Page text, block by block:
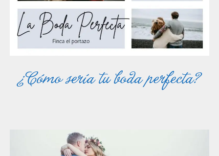
¿Cómo sería tu boda perfecta?